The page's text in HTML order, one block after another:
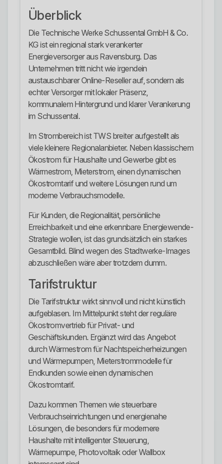
Überblick
Die Technische Werke Schussental GmbH & Co.
KG ist ein regional stark verankerter
Energieversorger aus Ravensburg. Das
Unternehmen tritt nicht wie irgendein
austauschbarer Online-Reseller auf, sondern als
echter Versorger mit lokaler Präsenz,
kommunalem Hintergrund und klarer Verankerung
im Schussental.
Im Strombereich ist TWS breiter aufgestellt als
viele kleinere Regionalanbieter. Neben klassischem
Ökostrom für Haushalte und Gewerbe gibt es
Wärmestrom, Mieterstrom, einen dynamischen
Ökostromtarif und weitere Lösungen rund um
moderne Verbrauchsmodelle.
Für Kunden, die Regionalität, persönliche
Erreichbarkeit und eine erkennbare Energiewende-
Strategie wollen, ist das grundsätzlich ein starkes
Gesamtbild. Blind wegen des Stadtwerke-Images
abzuschließen wäre aber trotzdem dumm.
Tarifstruktur
Die Tarifstruktur wirkt sinnvoll und nicht künstlich
aufgeblasen. Im Mittelpunkt steht der reguläre
Ökostromvertrieb für Privat- und
Geschäftskunden. Ergänzt wird das Angebot
durch Wärmestrom für Nachtspeicherheizungen
und Wärmepumpen, Mieterstrommodelle für
Endkunden sowie einen dynamischen
Ökostromtarif.
Dazu kommen Themen wie steuerbare
Verbrauchseinrichtungen und energienahe
Lösungen, die besonders für modernere
Haushalte mit intelligenter Steuerung,
Wärmepumpe, Photovoltaik oder Wallbox